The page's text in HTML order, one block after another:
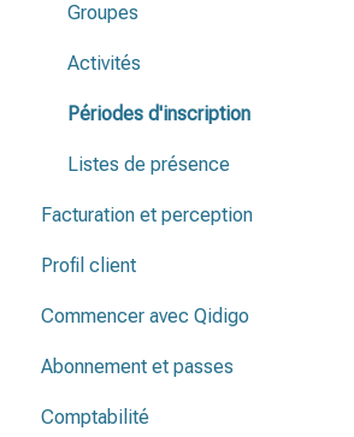
Groupes
Activités
Périodes d'inscription
Listes de présence
Facturation et perception
Factures
Note de crédit & remboursement
Profil client
Commencer avec Qidigo
Créer une programmation
Avant de publier ma programmation
Abonnement et passes
Comptabilité